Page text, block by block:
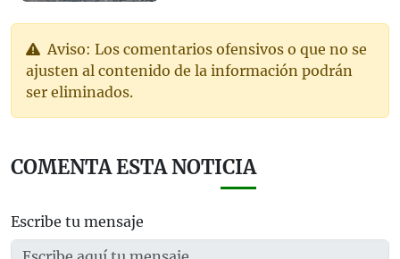
Aviso: Los comentarios ofensivos o que no se
ajusten al contenido de la información podrán
ser eliminados.
COMENTA ESTA NOTICIA
Escribe tu mensaje